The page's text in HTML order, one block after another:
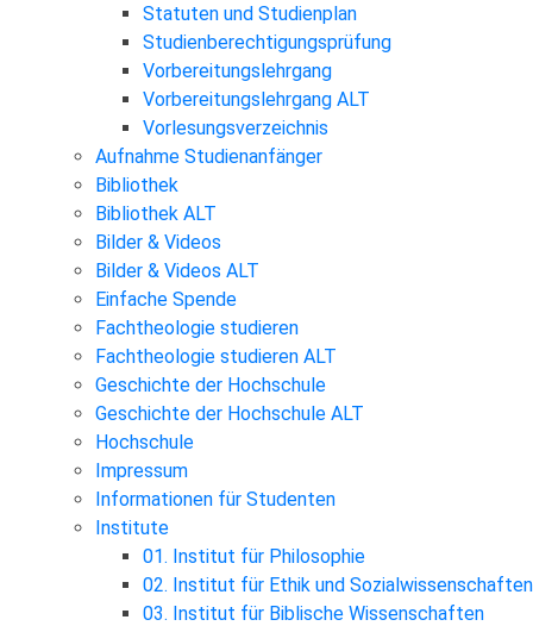
Statuten und Studienplan
Studienberechtigungsprüfung
Vorbereitungslehrgang
Vorbereitungslehrgang ALT
Vorlesungsverzeichnis
Aufnahme Studienanfänger
Bibliothek
Bibliothek ALT
Bilder & Videos
Bilder & Videos ALT
Einfache Spende
Fachtheologie studieren
Fachtheologie studieren ALT
Geschichte der Hochschule
Geschichte der Hochschule ALT
Hochschule
Impressum
Informationen für Studenten
Institute
01. Institut für Philosophie
02. Institut für Ethik und Sozialwissenschaften
03. Institut für Biblische Wissenschaften